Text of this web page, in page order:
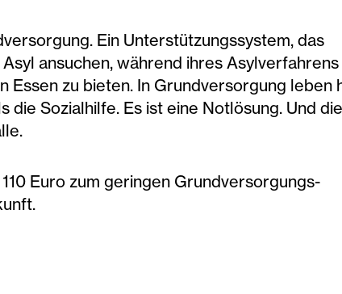
Ein Unterstützungssystem, das
ansuchen, während ihres Asylverfahrens
Essen zu bieten. In Grundversorgung leben
die Sozialhilfe. Es ist eine Notlösung. Und die
Euro zum geringen Grundversorgungs-